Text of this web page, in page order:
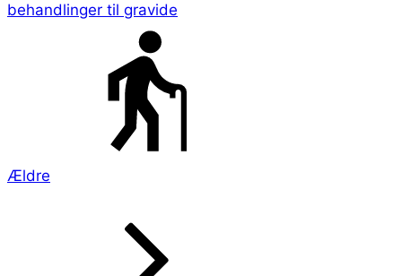
behandlinger til gravide
Ældre